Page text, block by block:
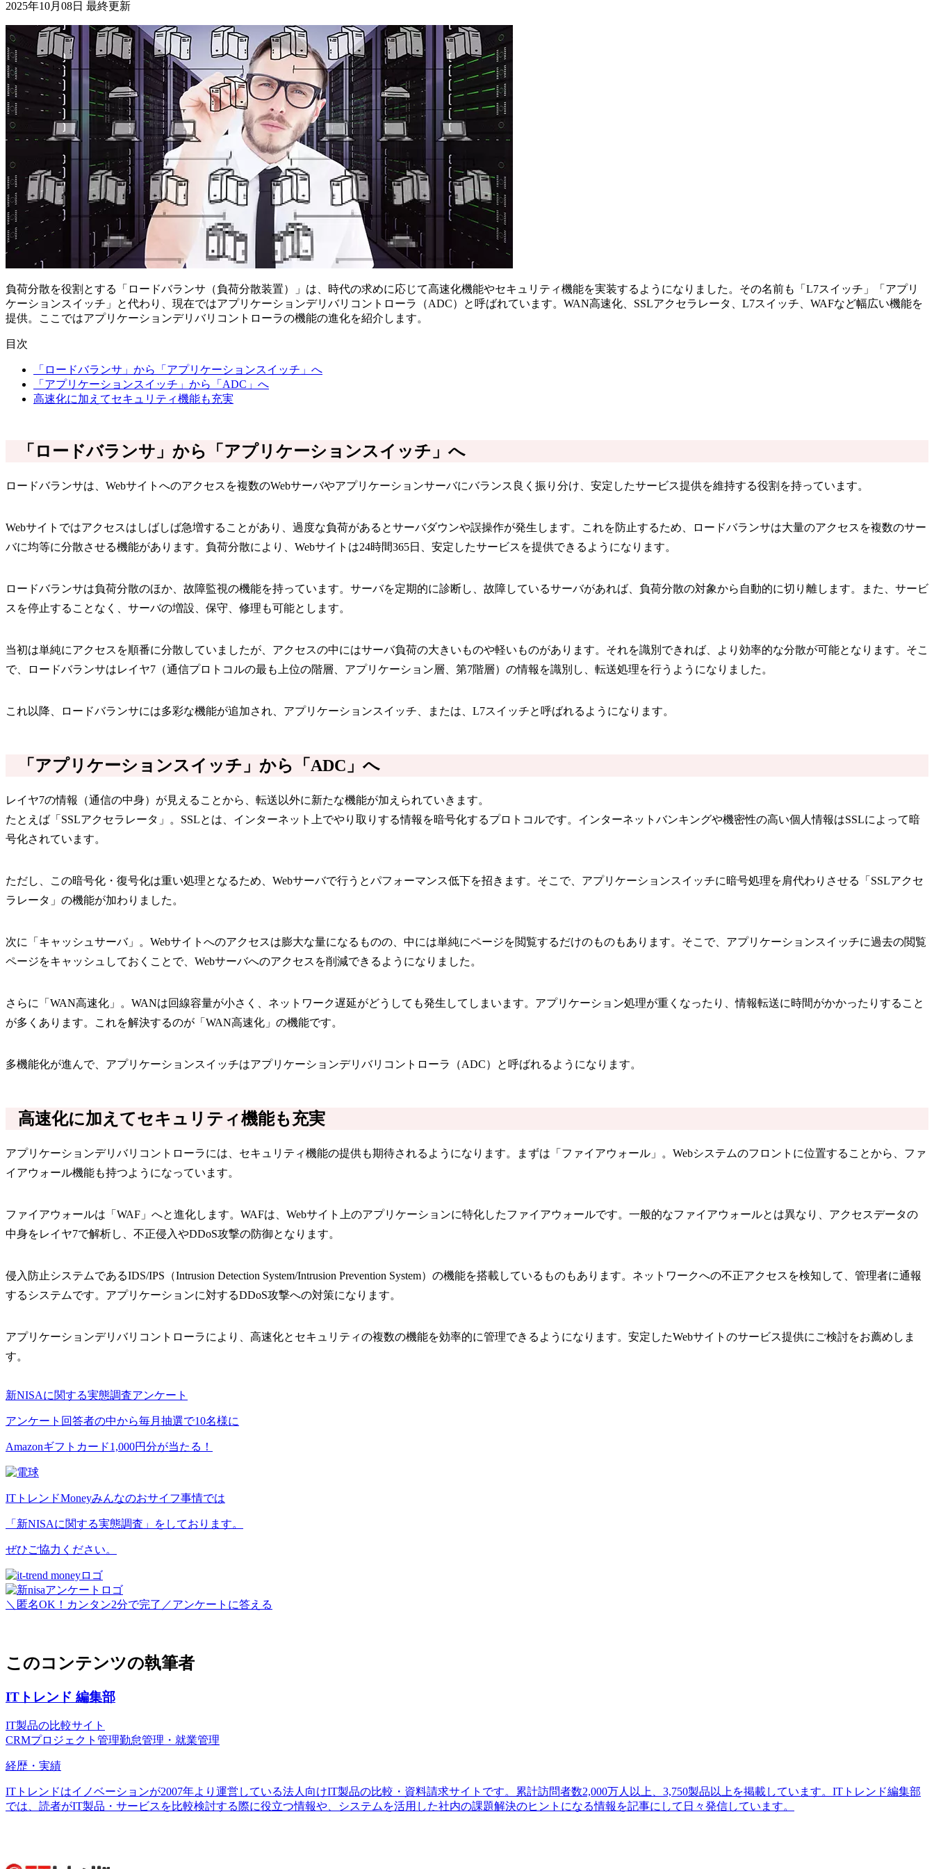
2025年10月08日 最終更新
負荷分散を役割とする「ロードバランサ（負荷分散装置）」は、時代の求めに応じて高速化機能やセキュリティ機能を実装するようになりました。その名前も「L7スイッチ」「アプリ
ケーションスイッチ」と代わり、現在ではアプリケーションデリバリコントローラ（ADC）と呼ばれています。WAN高速化、SSLアクセラレータ、L7スイッチ、WAFなど幅広い機能を
提供。ここではアプリケーションデリバリコントローラの機能の進化を紹介します。
目次
「ロードバランサ」から「アプリケーションスイッチ」へ
「アプリケーションスイッチ」から「ADC」へ
高速化に加えてセキュリティ機能も充実
「ロードバランサ」から「アプリケーションスイッチ」へ
ロードバランサは、Webサイトへのアクセスを複数のWebサーバやアプリケーションサーバにバランス良く振り分け、安定したサービス提供を維持する役割を持っています。
Webサイトではアクセスはしばしば急増することがあり、過度な負荷があるとサーバダウンや誤操作が発生します。これを防止するため、ロードバランサは大量のアクセスを複数のサー
バに均等に分散させる機能があります。負荷分散により、Webサイトは24時間365日、安定したサービスを提供できるようになります。
ロードバランサは負荷分散のほか、故障監視の機能を持っています。サーバを定期的に診断し、故障しているサーバがあれば、負荷分散の対象から自動的に切り離します。また、サービ
スを停止することなく、サーバの増設、保守、修理も可能とします。
当初は単純にアクセスを順番に分散していましたが、アクセスの中にはサーバ負荷の大きいものや軽いものがあります。それを識別できれば、より効率的な分散が可能となります。そこ
で、ロードバランサはレイヤ7（通信プロトコルの最も上位の階層、アプリケーション層、第7階層）の情報を識別し、転送処理を行うようになりました。
これ以降、ロードバランサには多彩な機能が追加され、アプリケーションスイッチ、または、L7スイッチと呼ばれるようになります。
「アプリケーションスイッチ」から「ADC」へ
レイヤ7の情報（通信の中身）が見えることから、転送以外に新たな機能が加えられていきます。
たとえば「SSLアクセラレータ」。SSLとは、インターネット上でやり取りする情報を暗号化するプロトコルです。インターネットバンキングや機密性の高い個人情報はSSLによって暗
号化されています。
ただし、この暗号化・復号化は重い処理となるため、Webサーバで行うとパフォーマンス低下を招きます。そこで、アプリケーションスイッチに暗号処理を肩代わりさせる「SSLアクセ
ラレータ」の機能が加わりました。
次に「キャッシュサーバ」。Webサイトへのアクセスは膨大な量になるものの、中には単純にページを閲覧するだけのものもあります。そこで、アプリケーションスイッチに過去の閲覧
ページをキャッシュしておくことで、Webサーバへのアクセスを削減できるようになりました。
さらに「WAN高速化」。WANは回線容量が小さく、ネットワーク遅延がどうしても発生してしまいます。アプリケーション処理が重くなったり、情報転送に時間がかかったりすること
が多くあります。これを解決するのが「WAN高速化」の機能です。
多機能化が進んで、アプリケーションスイッチはアプリケーションデリバリコントローラ（ADC）と呼ばれるようになります。
高速化に加えてセキュリティ機能も充実
アプリケーションデリバリコントローラには、セキュリティ機能の提供も期待されるようになります。まずは「ファイアウォール」。Webシステムのフロントに位置することから、ファ
イアウォール機能も持つようになっています。
ファイアウォールは「WAF」へと進化します。WAFは、Webサイト上のアプリケーションに特化したファイアウォールです。一般的なファイアウォールとは異なり、アクセスデータの
中身をレイヤ7で解析し、不正侵入やDDoS攻撃の防御となります。
侵入防止システムであるIDS/IPS（Intrusion Detection System/Intrusion Prevention System）の機能を搭載しているものもあります。ネットワークへの不正アクセスを検知して、管理者に通報
するシステムです。アプリケーションに対するDDoS攻撃への対策になります。
アプリケーションデリバリコントローラにより、高速化とセキュリティの複数の機能を効率的に管理できるようになります。安定したWebサイトのサービス提供にご検討をお薦めしま
す。
新NISAに関する実態調査アンケート
アンケート回答者の中から毎月抽選で10名様に
Amazonギフトカード1,000円分が当たる！
ITトレンドMoneyみんなのおサイフ事情では
「新NISAに関する実態調査」をしております。
ぜひご協力ください。
＼匿名OK！カンタン2分で完了／アンケートに答える
このコンテンツの執筆者
ITトレンド 編集部
IT製品の比較サイト
CRMプロジェクト管理勤怠管理・就業管理
経歴・実績
ITトレンドはイノベーションが2007年より運営している法人向けIT製品の比較・資料請求サイトです。累計訪問者数2,000万人以上、3,750製品以上を掲載しています。ITトレンド編集部
では、読者がIT製品・サービスを比較検討する際に役立つ情報や、システムを活用した社内の課題解決のヒントになる情報を記事にして日々発信しています。